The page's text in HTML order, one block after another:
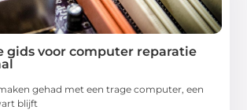
gids voor computer reparatie
gehad met een trage computer, een
blijft